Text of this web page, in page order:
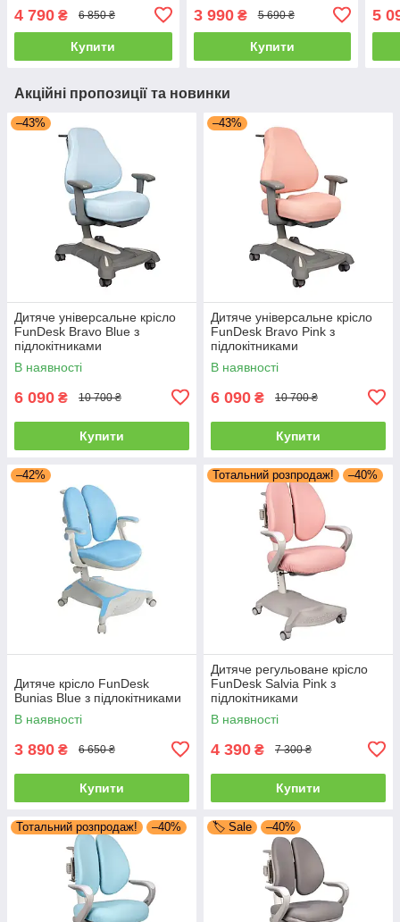
4 790 ₴ 6 850 ₴
Купити
3 990₴ 5 690 ₴
Купити
5
Акційні пропозиції та новинки
–43%
Дитяче універсальне крісло
FunDesk Bravo Blue з
підлокітниками
В наявності
6 090 ₴ 10 700 ₴
Купити
–43%
Дитяче універсальне крісло
FunDesk Bravo Pink з
підлокітниками
В наявності
6 090 ₴ 10 700 ₴
Купити
–42%
Дитяче крісло FunDesk
Bunias Blue з підлокітниками
В наявності
3 890 ₴ 6 650 ₴
Купити
Тотальний розпродаж! –40%
Дитяче регульоване крісло
FunDesk Salvia Pink з
підлокітниками
В наявності
4 390 ₴ 7 300 ₴
Купити
Тотальний розпродаж! –40% 🏷️ Sale –40%